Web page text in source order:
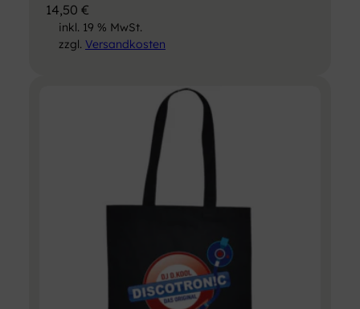
14,50 €
inkl. 19 % MwSt.
zzgl. Versandkosten